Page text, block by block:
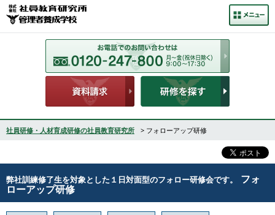
社員研修・人材育成研修の社員教育研究所 > フォローアップ研修
弊社訓練修了生を対象とした１日対面型のフォロー研修会です。 フォ
ローアップ研修